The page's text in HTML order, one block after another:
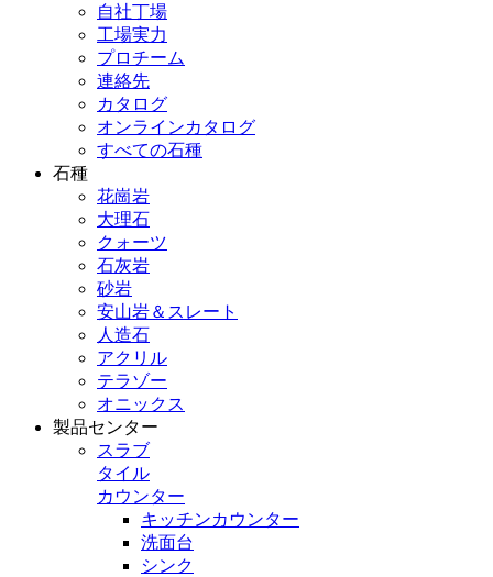
自社丁場
工場実力
プロチーム
連絡先
カタログ
オンラインカタログ
すべての石種
石種
花崗岩
大理石
クォーツ
石灰岩
砂岩
安山岩＆スレート
人造石
アクリル
テラゾー
オニックス
製品センター
スラブ
タイル
カウンター
キッチンカウンター
洗面台
シンク